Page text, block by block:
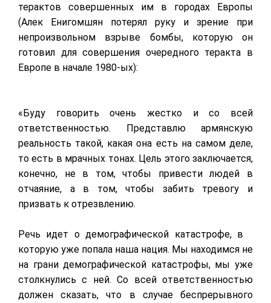
терактов совершенных им в городах Европы
(Алек Енигомшян потерял руку и зрение при
непроизвольном взрыве бомбы, которую он
готовил для совершения очередного теракта в
Европе в начале 1980-ых):
«Буду говорить очень жестко и со всей
ответственностью. Представлю армянскую
реальность такой, какая она есть на самом деле,
то есть в мрачных тонах. Цель этого заключается,
конечно, не в том, чтобы привести людей в
отчаяние, а в том, чтобы забить тревогу и
призвать к отрезвлению.
Речь идет о демографической катастрофе, в
которую уже попала наша нация. Мы находимся не
на грани демографической катастрофы, мы уже
столкнулись с ней. Со всей ответственностью
должен сказать, что в случае беспрерывного